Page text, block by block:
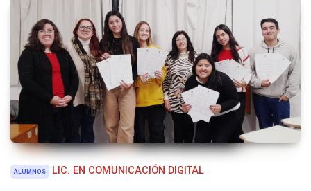
ALUMNOS LIC. EN COMUNICACIÓN DIGITAL